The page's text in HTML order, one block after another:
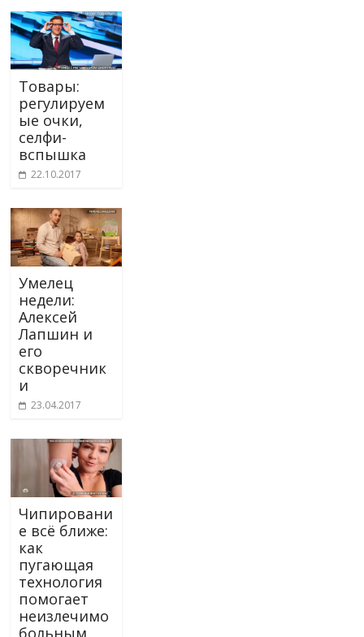
Товары:
регулируем
ые очки,
селфи-
вспышка
22.10.2017
Умелец
недели:
Алексей
Лапшин и
его
скворечник
и
23.04.2017
Чипировани
е всё ближе:
как
пугающая
технология
помогает
неизлечимо
больным